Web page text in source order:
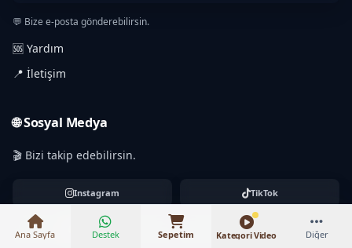
💬 Bize e-posta gönderebilirsin.
🆘 Yardım
📍 İletişim
🌐 Sosyal Medya
🎬 Bizi takip edebilirsin.
Instagram TikTok
YouTube Pinterest
Ana Sayfa Destek Sepetim Kategori Video Diğer